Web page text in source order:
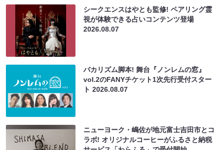
シークエンスはやとも監修! ペアリング霊
視が体験できる占いコンテンツ登場
2026.08.07
バカリズム脚本! 舞台『ノンレムの窓』
vol.2のFANYチケット1次先行受付スター
ト2026.08.07
ニューヨーク・嶋佐が地元富士吉田市とコ
ラボ! オリジナルコーヒーがふるさと納税